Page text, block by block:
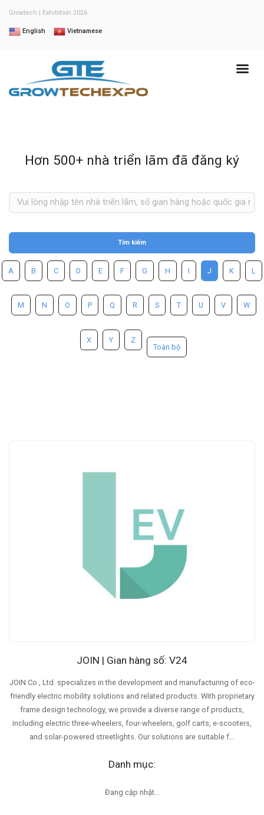
Growtech | Exhibition 2026
English Vietnamese
Hơn 500+ nhà triển lãm đã đăng ký
Tìm kiếm
A B C D E F G H I J K L
M N O P Q R S T U V W
X Y Z
Toàn bộ
JOIN | Gian hàng số: V24
JOIN Co., Ltd. specializes in the development and manufacturing of eco-
friendly electric mobility solutions and related products. With proprietary
frame design technology, we provide a diverse range of products,
including electric three-wheelers, four-wheelers, golf carts, e-scooters,
and solar-powered streetlights. Our solutions are suitable f...
Danh mục:
Đang cập nhật...